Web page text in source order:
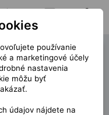
používanie
a marketingové účely
nastavenia
môžu byť
údajov nájdete na